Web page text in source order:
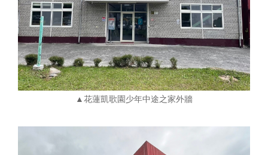
▲花蓮凱歌園少年中途之家外牆